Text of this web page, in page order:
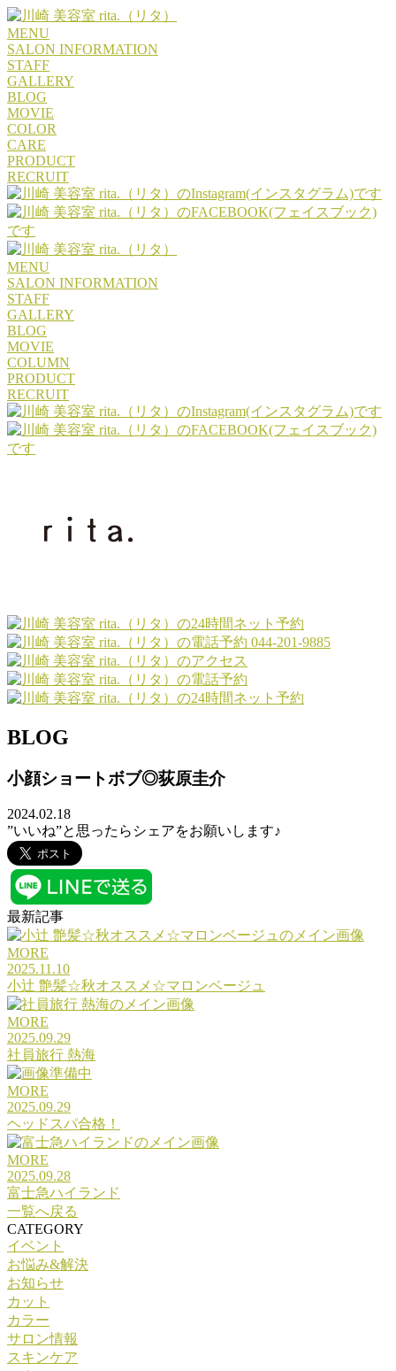
MENU
SALON INFORMATION
STAFF
GALLERY
BLOG
MOVIE
COLOR
CARE
PRODUCT
RECRUIT
MENU
SALON INFORMATION
STAFF
GALLERY
BLOG
MOVIE
COLUMN
PRODUCT
RECRUIT
044-201-9885
BLOG
小顔ショートボブ◎荻原圭介
2024.02.18
”いいね”と思ったらシェアをお願いします♪
最新記事
MORE
2025.11.10
小辻 艶髪☆秋オススメ☆マロンベージュ
MORE
2025.09.29
社員旅行 熱海
MORE
2025.09.29
ヘッドスパ合格！
MORE
2025.09.28
富士急ハイランド
一覧へ戻る
CATEGORY
イベント
お悩み&解決
お知らせ
カット
カラー
サロン情報
スキンケア